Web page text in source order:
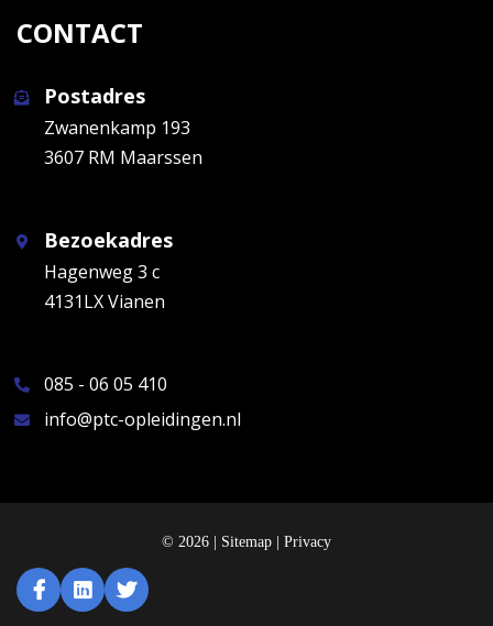
CONTACT
Postadres
Zwanenkamp 193
3607 RM Maarssen
Bezoekadres
Hagenweg 3 c
4131LX Vianen
085 - 06 05 410
info@ptc-opleidingen.nl
© 2026 | Sitemap | Privacy